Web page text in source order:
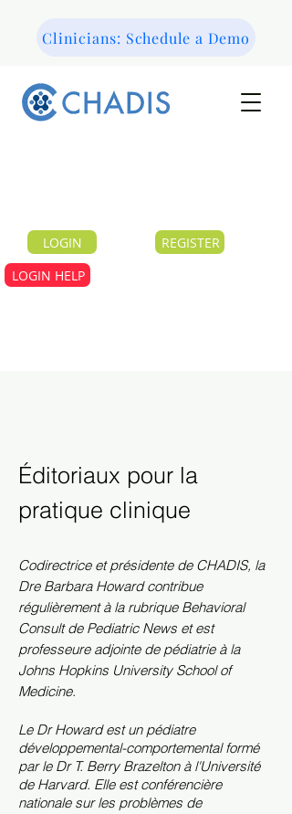
LOGIN
REGISTER
LOGIN HELP
Clinicians: Schedule a Demo
Éditoriaux pour la
pratique clinique
Codirectrice et présidente de CHADIS, la
Dre Barbara Howard contribue
régulièrement à la rubrique Behavioral
Consult de Pediatric News et est
professeure adjointe de pédiatrie à la
Johns Hopkins University School of
Medicine.
Le Dr Howard est un pédiatre
développemental-comportemental formé
par le Dr T. Berry Brazelton à l'Université
de Harvard. Elle est conférencière
nationale sur les problèmes de